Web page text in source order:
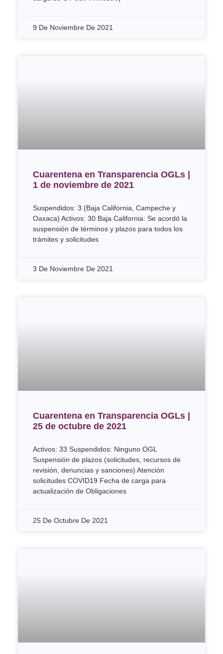
9 De Noviembre De 2021
Cuarentena en Transparencia OGLs |
1 de noviembre de 2021
Suspendidos: 3 (Baja California, Campeche y
Oaxaca) Activos: 30 Baja California: Se acordó la
suspensión de términos y plazos para todos los
trámites y solicitudes
3 De Noviembre De 2021
Cuarentena en Transparencia OGLs |
25 de octubre de 2021
Activos: 33 Suspendidos: Ninguno OGL
Suspensión de plazos (solicitudes, recursos de
revisión, denuncias y sanciones) Atención
solicitudes COVID19 Fecha de carga para
actualización de Obligaciones
25 De Octubre De 2021